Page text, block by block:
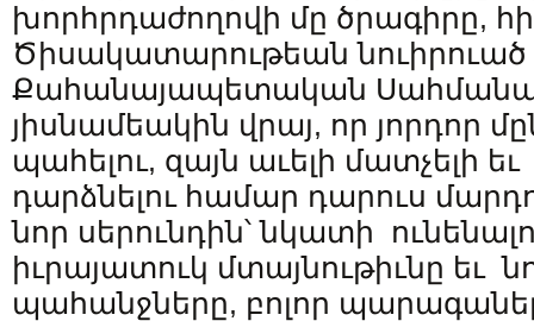
խորհրդաժողովի մը ծրագիրը,
Ծիսակատարութեան նուիրուած
Քահանայապետական
յիսնամեակին վրայ, որ յորդոր
պահելու, զայն աւելի մատչելի
դարձնելու համար դարուս
նոր սերունդին՝ նկատի
իւրայատուկ մտայնութիւնը եւ
պահանջները, բոլոր